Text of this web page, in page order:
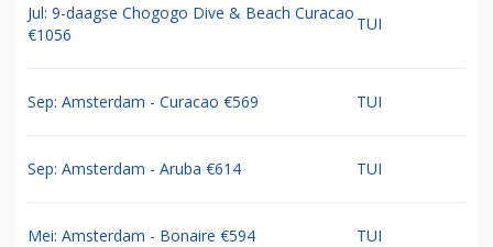
Jul: 9-daagse Chogogo Dive & Beach Curacao
€1056
TUI
Sep: Amsterdam - Curacao €569 TUI
Sep: Amsterdam - Aruba €614 TUI
Mei: Amsterdam - Bonaire €594 TUI